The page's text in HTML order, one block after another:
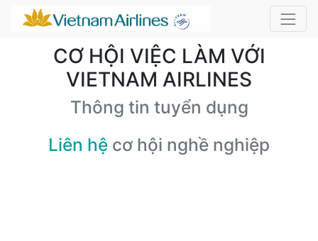
CƠ HỘI VIỆC LÀM VỚI
VIETNAM AIRLINES
Thông tin tuyển dụng
Liên hệ cơ hội nghề nghiệp